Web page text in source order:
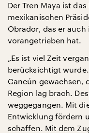
Der Tren Maya ist
mexikanischen
Obrador, das er
vorangetrieben hat.
„Es ist viel Zeit
berücksichtigt
Cancún gewachsen,
Region lag brach.
weggegangen. Mit
Entwicklung fördern
schaffen. Mit dem